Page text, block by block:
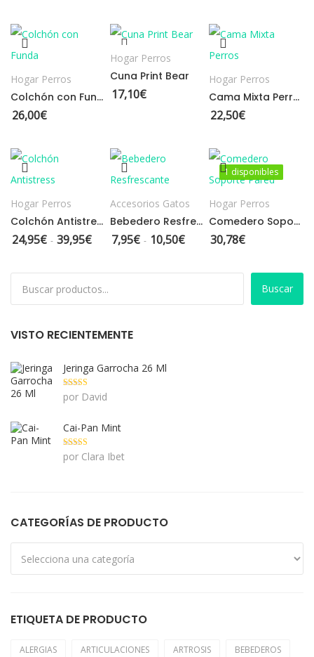
AL
Hogar Perros
Colchón con Funda
26,00€
AL
Hogar Perros
Cuna Print Bear
17,10€
AL
Hogar Perros
Cama Mixta Perros
22,50€
OPCIONES
Hogar Perros
Colchón Antistress
24,95€ - 39,95€ Rango de precios: desde 24,95€ hasta 39,95€
OPCIONES
Accesorios Gatos
Bebedero Resfrescante
7,95€ - 10,50€ Rango de precios: desde
1 disponibles
1 disponibles
AÑADIR
AL
CARRITO
Hogar Perros
Comedero Soporte Pared
30,78€
Buscar
VISTO RECIENTEMENTE
Jeringa Garrocha 26 Ml
Valorado con
5 de 5
por David
Cai-Pan Mint
Valorado con
5 de 5
por Clara Ibet
CATEGORÍAS DE PRODUCTO
ETIQUETA DE PRODUCTO
ALERGIAS ARTICULACIONES ARTROSIS BEBEDEROS